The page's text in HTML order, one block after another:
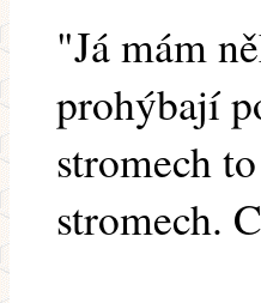
"Já mám
prohýbají
stromech
stromech.